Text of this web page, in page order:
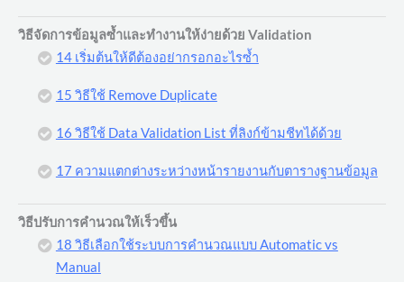
วิธีจัดการข้อมูลซ้ำและทำงานให้ง่ายด้วย Validation
14 เริ่มต้นให้ดีต้องอย่ากรอกอะไรซ้ำ
15 วิธีใช้ Remove Duplicate
16 วิธีใช้ Data Validation List ที่ลิงก์ข้ามชีทได้ด้วย
17 ความแตกต่างระหว่างหน้ารายงานกับตารางฐานข้อมูล
วิธีปรับการคำนวณให้เร็วขึ้น
18 วิธีเลือกใช้ระบบการคำนวณแบบ Automatic vs
Manual